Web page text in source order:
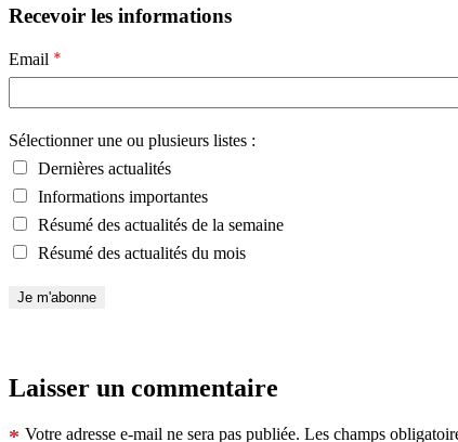
Recevoir les informations
Email *
Sélectionner une ou plusieurs listes :
Dernières actualités
Informations importantes
Résumé des actualités de la semaine
Résumé des actualités du mois
Laisser un commentaire
Votre adresse e-mail ne sera pas publiée. Les champs
*